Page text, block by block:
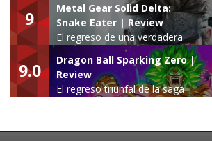
9
Metal Gear Solid Delta:
Snake Eater | Review
El regreso de una verdadera
leyenda
9.0
Dragon Ball Sparking Zero |
Review
El regreso triunfal de la saga